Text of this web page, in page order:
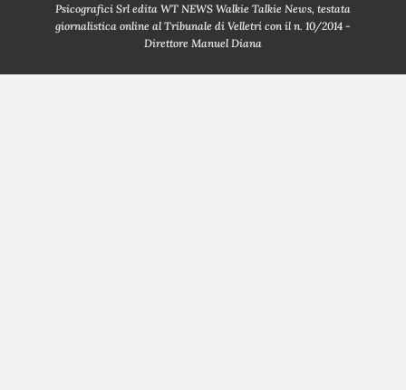
Psicografici Srl edita WT NEWS Walkie Talkie News, testata
giornalistica online al Tribunale di Velletri con il n. 10/2014 -
Direttore Manuel Diana